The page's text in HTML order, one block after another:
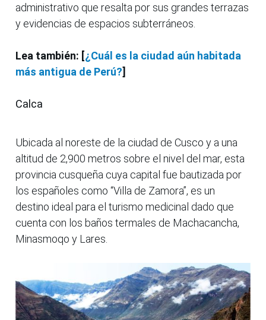
administrativo que resalta por sus grandes terrazas
y evidencias de espacios subterráneos.
Lea también: [¿Cuál es la ciudad aún habitada
más antigua de Perú?]
Calca
Ubicada al noreste de la ciudad de Cusco y a una
altitud de 2,900 metros sobre el nivel del mar, esta
provincia cusqueña cuya capital fue bautizada por
los españoles como “Villa de Zamora”, es un
destino ideal para el turismo medicinal dado que
cuenta con los baños termales de Machacancha,
Minasmoqo y Lares.